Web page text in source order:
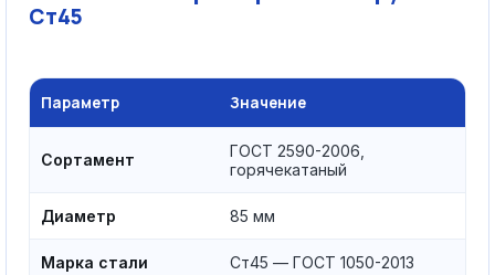
Ст45
Параметр Значение
Сортамент
ГОСТ 2590-2006,
горячекатаный
Диаметр 85 мм
Марка стали Ст45 — ГОСТ 1050-2013